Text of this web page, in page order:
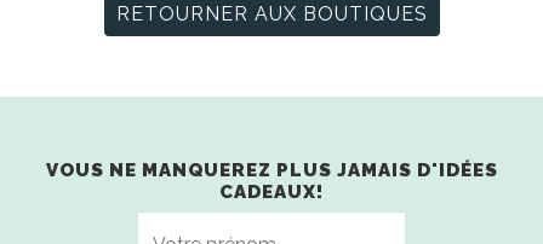
RETOURNER AUX BOUTIQUES
VOUS NE MANQUEREZ PLUS JAMAIS D'IDÉES
CADEAUX!